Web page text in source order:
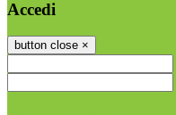
Accedi
button close ×